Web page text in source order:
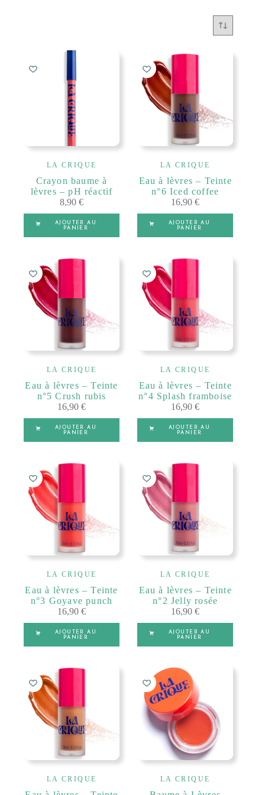
LA CRIQUE
Crayon baume à
lèvres – pH réactif
8,90€
AJOUTER AU
PANIER
LA CRIQUE
Eau à lèvres – Teinte
n°6 Iced coffee
16,90€
AJOUTER AU
PANIER
LA CRIQUE
Eau à lèvres – Teinte
n°5 Crush rubis
16,90€
AJOUTER AU
PANIER
LA CRIQUE
Eau à lèvres – Teinte
n°4 Splash framboise
16,90€
AJOUTER AU
PANIER
LA CRIQUE
Eau à lèvres – Teinte
n°3 Goyave punch
16,90€
AJOUTER AU
PANIER
LA CRIQUE
Eau à lèvres – Teinte
n°2 Jelly rosée
16,90€
AJOUTER AU
PANIER
LA CRIQUE LA CRIQUE